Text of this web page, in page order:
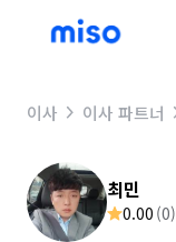
이사 이사 파트너
최민
0.00 (0)